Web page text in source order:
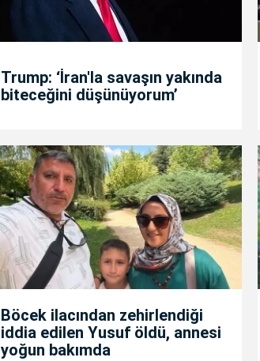
Trump: ‘İran'la savaşın yakında
biteceğini düşünüyorum’
Böcek ilacından zehirlendiği
iddia edilen Yusuf öldü, annesi
yoğun bakımda